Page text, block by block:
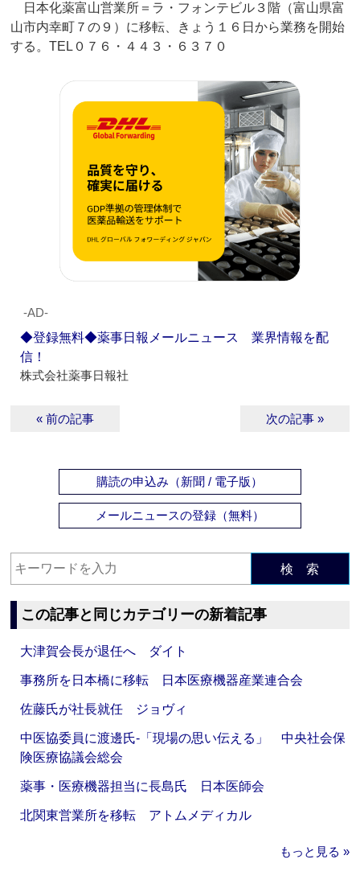
日本化薬富山営業所＝ラ・フォンテビル３階（富山県富
山市内幸町７の９）に移転、きょう１６日から業務を開始
する。TEL０７６・４４３・６３７０
‐AD‐
◆登録無料◆薬事日報メールニュース 業界情報を配
信！
株式会社薬事日報社
« 前の記事 次の記事 »
購読の申込み（新聞 / 電子版）
メールニュースの登録（無料）
検 索
この記事と同じカテゴリーの新着記事
大津賀会長が退任へ ダイト
事務所を日本橋に移転 日本医療機器産業連合会
佐藤氏が社長就任 ジョヴィ
中医協委員に渡邊氏‐「現場の思い伝える」 中央社会保
険医療協議会総会
薬事・医療機器担当に長島氏 日本医師会
北関東営業所を移転 アトムメディカル
もっと見る »